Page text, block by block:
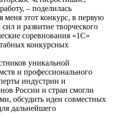
– поделилась
этот конкурс, в первую
и развитие творческого
соревнования «1С»
конкурсных
уникальной
и профессионального
индустрии и
России и стран смогли
обсудить идеи совместных
дальнейшего